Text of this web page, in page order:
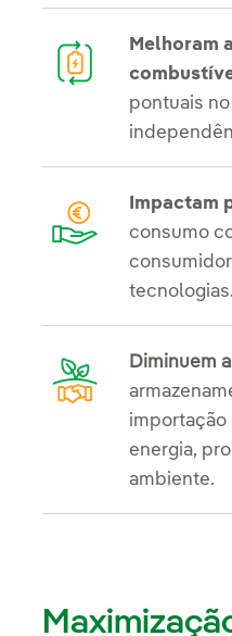
Melhoram
pontuais
Impactam
consumo
tecnologias.
Diminuem
importação
energia,
ambiente.